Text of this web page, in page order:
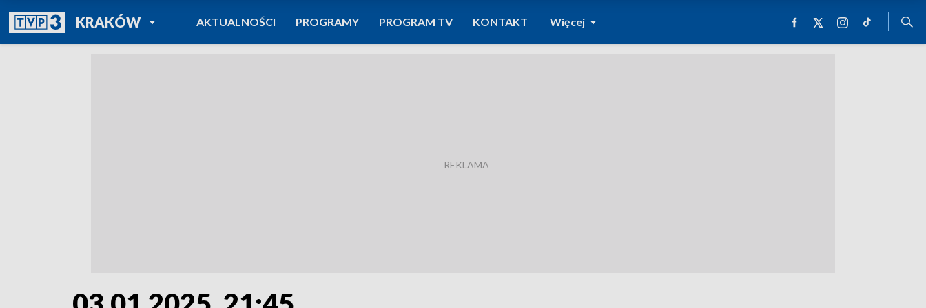
KRAKÓWPOWRÓT DO
TVP REGIONY
AKTUALNOŚCI PROGRAMY PROGRAM TV KONTAKT Więcej